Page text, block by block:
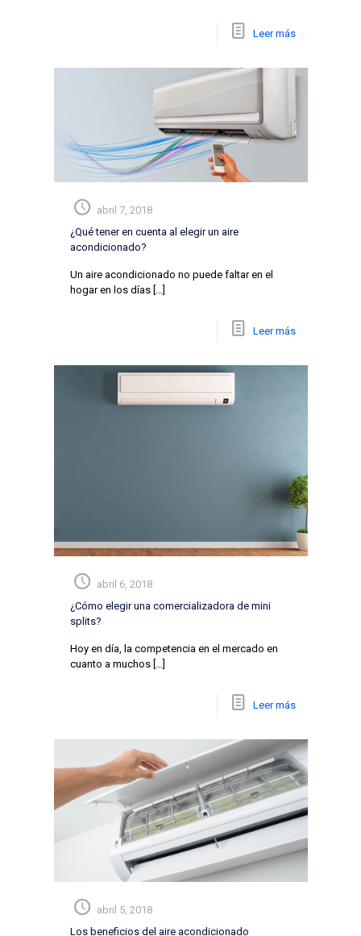
Leer más
abril 7, 2018
¿Qué tener en cuenta al elegir un aire
acondicionado?
Un aire acondicionado no puede faltar en el
hogar en los días[…]
Leer más
abril 6, 2018
¿Cómo elegir una comercializadora de mini
splits?
Hoy en día, la competencia en el mercado en
cuanto a muchos[…]
Leer más
abril 5, 2018
Los beneficios del aire acondicionado